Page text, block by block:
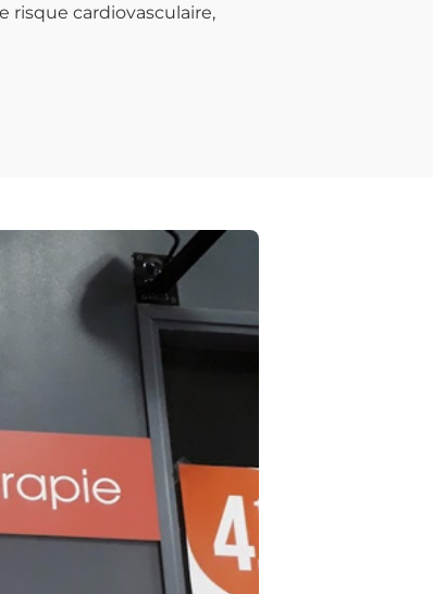
risque cardiovasculaire,